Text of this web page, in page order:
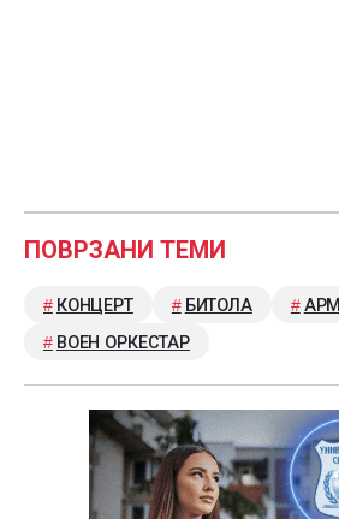
ПОВРЗАНИ ТЕМИ
КОНЦЕРТ БИТОЛА
АРМ
ВОЕН ОРКЕСТАР